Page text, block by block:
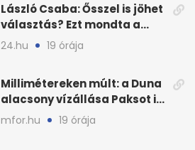
László Csaba: Ősszel is jöhet
választás? Ezt mondta a
Dellában
24.hu 19 órája
Millimétereken múlt: a Duna
alacsony vízállása Paksot is
veszélyeztette
mfor.hu 19 órája